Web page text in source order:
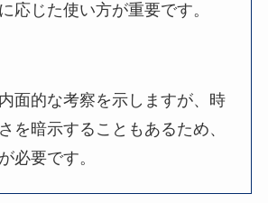
応じた使い方が重要です。
面的な考察を示しますが、時
を暗示することもあるため、
必要です。